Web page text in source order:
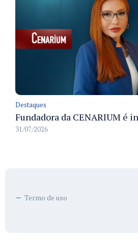
Destaques
31/07/2026
Termo de uso